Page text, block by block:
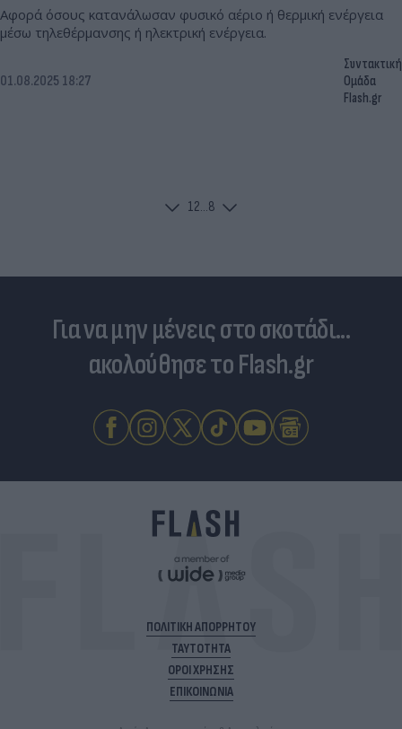
Αφορά όσους κατανάλωσαν φυσικό αέριο ή θερμική ενέργεια
μέσω τηλεθέρμανσης ή ηλεκτρική ενέργεια.
01.08.2025 18:27
Συντακτική
Ομάδα
Flash.gr
12...8
Για να μην μένεις στο σκοτάδι...
ακολούθησε το Flash.gr
ΠΟΛΙΤΙΚΗ ΑΠΟΡΡΗΤΟΥ
ΤΑΥΤΟΤΗΤΑ
ΟΡΟΙ ΧΡΗΣΗΣ
ΕΠΙΚΟΙΝΩΝΙΑ